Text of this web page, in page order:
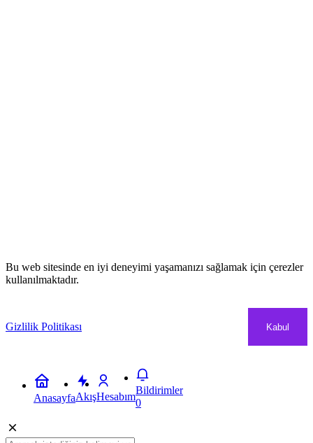
Bu web sitesinde en iyi deneyimi yaşamanızı sağlamak için çerezler
kullanılmaktadır.
Gizlilik Politikası Kabul
AnasayfaAkışHesabım
Bildirimler
0